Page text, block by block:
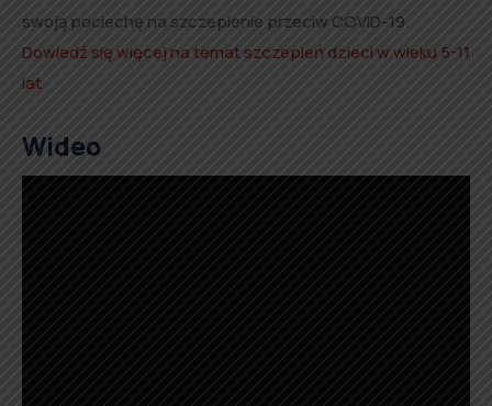
swoją pociechę na szczepienie przeciw COVID-19.
Dowiedź się więcej na temat szczepień dzieci w wieku 5-11
lat
Wideo